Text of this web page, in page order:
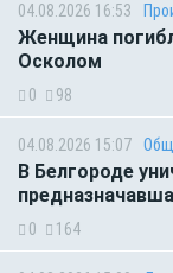
04.08.2026 16:53
Женщина
Осколом
0 98
04.08.2026 15:07
В Белгороде
0 164